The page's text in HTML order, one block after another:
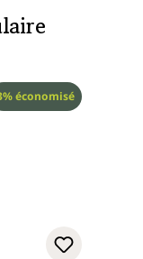
économisé